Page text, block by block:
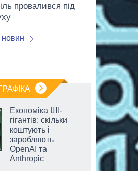
провалився під
новин
Економіка ШІ-
гігантів: скільки
коштують і
заробляють
OpenAI та
Anthropic